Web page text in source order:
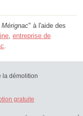
" à l'aide des
, entreprise de
.
la démolition
gratuite